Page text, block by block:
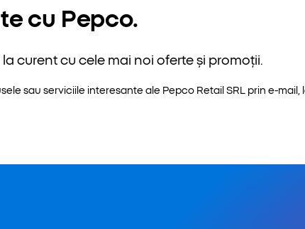
cu Pepco.
curent cu cele mai noi oferte și promoții.
sau serviciile interesante ale Pepco Retail SRL prin e-mail,